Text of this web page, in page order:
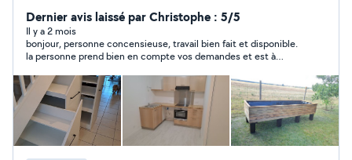
Dernier avis laissé par Christophe : 5/5
Il y a 2 mois
bonjour, personne concensieuse, travail bien fait et disponible.
la personne prend bien en compte vos demandes et est à
futurs travaux sont déjà en prévision.